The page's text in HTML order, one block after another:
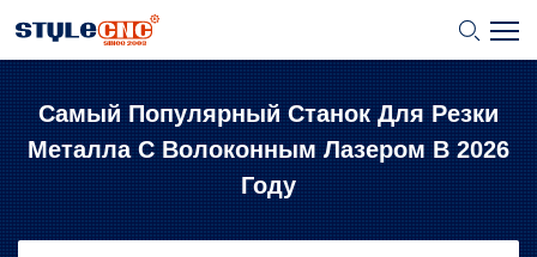
Самый Популярный Станок Для Резки
Металла С Волоконным Лазером В 2026
Году